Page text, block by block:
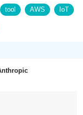
tool AWS IoT